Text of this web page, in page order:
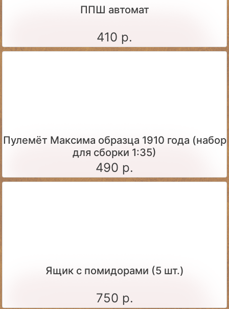
ППШ автомат
410 р.
Пулемёт Максима образца 1910 года (набор
для сборки 1:35)
490 р.
Ящик c помидорами (5 шт.)
750 р.